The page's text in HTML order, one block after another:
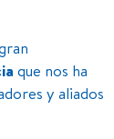
que nos ha
y aliados